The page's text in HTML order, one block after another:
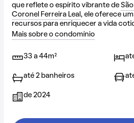
que reflete o espírito vibrante de
Coronel Ferreira Leal , ele oferece
recursos para enriquecer a vida
Mais sobre o condomínio
33 a 44m²
até 2 banheiros
de 2024